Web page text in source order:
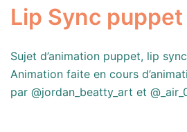
Lip Sync puppet
Sujet d’animation puppet, lip
Animation faite en cours
par @jordan_beatty_art et